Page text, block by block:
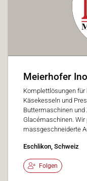
Meierhofer
Komplettlösungen
Käsekesseln und
Buttermaschinen und
Glacémaschinen.
massgeschneiderte
Eschlikon, Schweiz
Folgen